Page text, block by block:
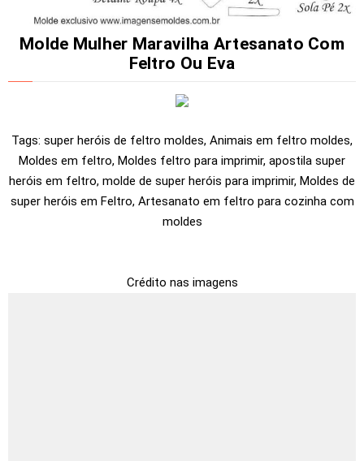
Molde Mulher Maravilha Artesanato Com
Feltro Ou Eva
Tags: super heróis de feltro moldes, Animais em feltro moldes,
Moldes em feltro, Moldes feltro para imprimir, apostila super
heróis em feltro, molde de super heróis para imprimir, Moldes de
super heróis em Feltro, Artesanato em feltro para cozinha com
moldes
Crédito nas imagens